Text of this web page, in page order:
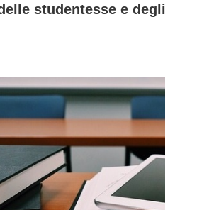
studentesse e degli